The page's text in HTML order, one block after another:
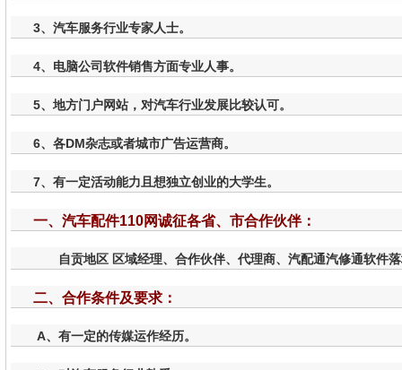
3、汽车服务行业专家人士。
4、电脑公司软件销售方面专业人事。
5、地方门户网站，对汽车行业发展比较认可。
6、各DM杂志或者城市广告运营商。
7、有一定活动能力且想独立创业的大学生。
一、汽车配件110网诚征各省、市合作伙伴：
自贡地区 区域经理、合作伙伴、代理商、汽配通汽修通软件
二、合作条件及要求：
A、有一定的传媒运作经历。